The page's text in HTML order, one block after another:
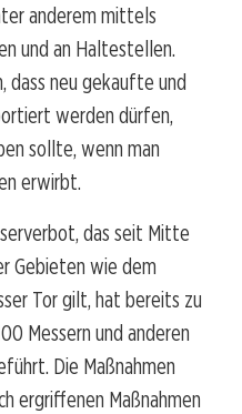
anderem mittels
und an Haltestellen.
dass neu gekaufte und
werden dürfen,
sollte, wenn man
erwirbt.
das seit Mitte
Gebieten wie dem
Tor gilt, hat bereits zu
Messern und anderen
Die Maßnahmen
ergriffenen Maßnahmen